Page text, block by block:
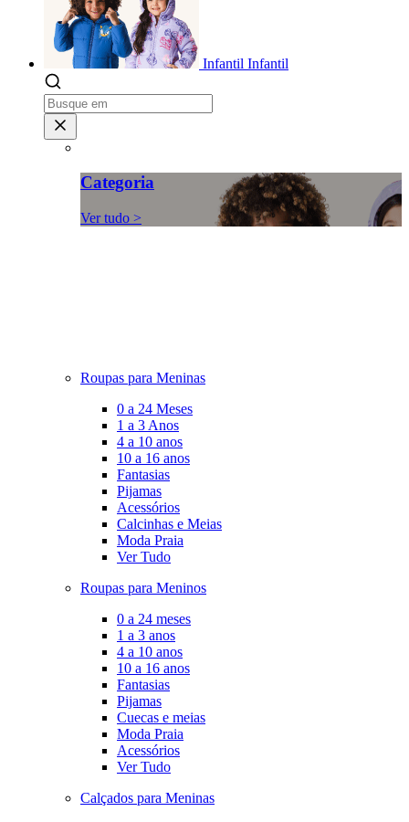
Infantil Infantil
Categoria
Ver tudo >
Roupas para Meninas
0 a 24 Meses
1 a 3 Anos
4 a 10 anos
10 a 16 anos
Fantasias
Pijamas
Acessórios
Calcinhas e Meias
Moda Praia
Ver Tudo
Roupas para Meninos
0 a 24 meses
1 a 3 anos
4 a 10 anos
10 a 16 anos
Fantasias
Pijamas
Cuecas e meias
Moda Praia
Acessórios
Ver Tudo
Calçados para Meninas